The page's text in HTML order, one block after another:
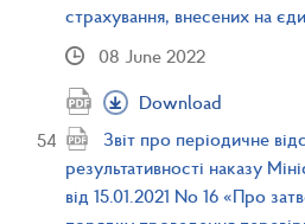
страхування, внесених на
08 June 2022
Download
Звіт про періодичне
результативності наказу
від 15.01.2021 No 16 «Про